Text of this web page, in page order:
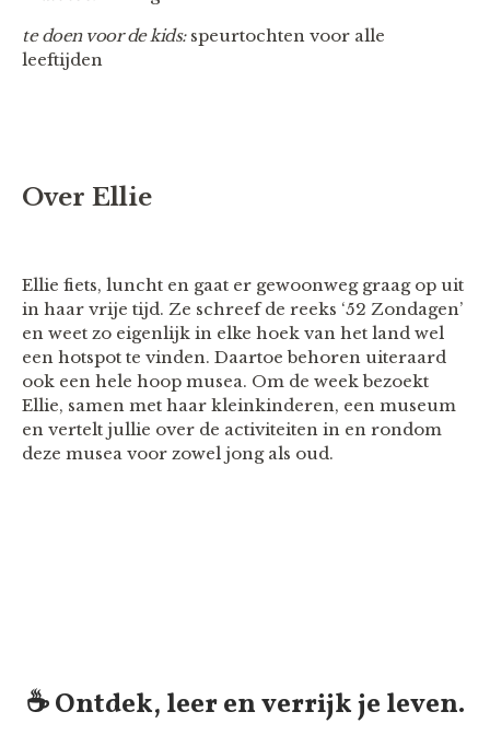
te doen voor de kids:speurtochten voor alle
leeftijden
Over Ellie
Ellie fiets, luncht en gaat er gewoonweg graag op uit
in haar vrije tijd. Ze schreef de reeks ‘52 Zondagen’
en weet zo eigenlijk in elke hoek van het land wel
een hotspot te vinden. Daartoe behoren uiteraard
ook een hele hoop musea. Om de week bezoekt
Ellie, samen met haar kleinkinderen, een museum
en vertelt jullie over de activiteiten in en rondom
deze musea voor zowel jong als oud.
☕️ Ontdek, leer en verrijk je leven.